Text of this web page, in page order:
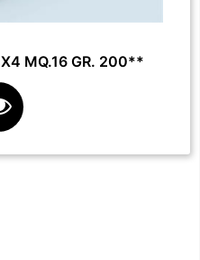
MQ.16 GR. 200**